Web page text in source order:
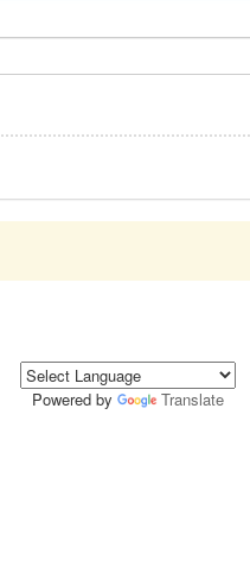
Powered by Translate